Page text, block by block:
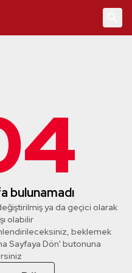
bulunamadı
değiştirilmiş ya da geçici olarak
olabilir
beklemek
Sayfaya Dön' butonuna